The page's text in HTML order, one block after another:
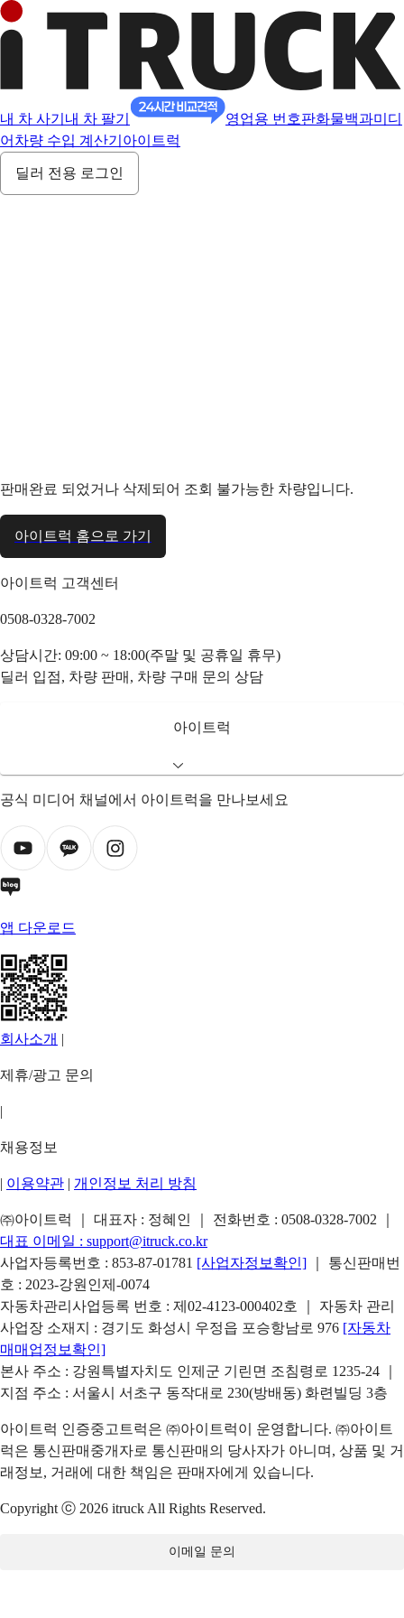
내 차 사기 내 차 팔기 영업용 번호판화물백과미디
어 차량 수입 계산기 아이트럭
딜러 전용 로그인
판매완료 되었거나 삭제되어 조회 불가능한 차량입니다.
아이트럭 홈으로 가기
아이트럭 고객센터
0508-0328-7002
상담시간: 09:00 ~ 18:00(주말 및 공휴일 휴무)
딜러 입점, 차량 판매, 차량 구매 문의 상담
아이트럭
공식 미디어 채널에서 아이트럭을 만나보세요
앱 다운로드
회사소개 |
제휴/광고 문의
|
채용정보
| 이용약관 | 개인정보 처리 방침
㈜아이트럭 ｜ 대표자 : 정혜인 ｜ 전화번호 : 0508-0328-7002
대표 이메일 : support@itruck.co.kr
사업자등록번호 : 853-87-01781 [사업자정보확인]
｜ 통신판매번
호 : 2023-강원인제-0074
자동차관리사업등록 번호 : 제02-4123-000402호 ｜ 자동차 관리
사업장 소재지 : 경기도 화성시 우정읍 포승항남로 976 [자동차
매매업정보확인]
본사 주소 : 강원특별자치도 인제군 기린면 조침령로 1235-24 ｜
지점 주소 : 서울시 서초구 동작대로 230(방배동) 화련빌딩 3층
아이트럭 인증중고트럭은 ㈜아이트럭이 운영합니다. ㈜아이트
럭은 통신판매중개자로 통신판매의 당사자가 아니며, 상품 및 거
래정보, 거래에 대한 책임은 판매자에게 있습니다.
Copyright ⓒ 2026 itruck All Rights Reserved.
이메일 문의